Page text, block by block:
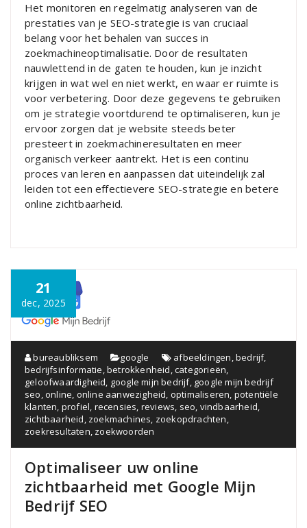
Het monitoren en regelmatig analyseren van de
prestaties van je SEO-strategie is van cruciaal
belang voor het behalen van succes in
zoekmachineoptimalisatie. Door de resultaten
nauwlettend in de gaten te houden, kun je inzicht
krijgen in wat wel en niet werkt, en waar er ruimte is
voor verbetering. Door deze gegevens te gebruiken
om je strategie voortdurend te optimaliseren, kun je
ervoor zorgen dat je website steeds beter
presteert in zoekmachineresultaten en meer
organisch verkeer aantrekt. Het is een continu
proces van leren en aanpassen dat uiteindelijk zal
leiden tot een effectievere SEO-strategie en betere
online zichtbaarheid.
21
dec, 2025
bureaubliksem google afbeeldingen,bedrijf,
bedrijfsinformatie,betrokkenheid,categorieën,
geloofwaardigheid, google mijn bedrijf, google mijn bedrijf
seo,online, online aanwezigheid, optimaliseren, potentiële
klanten, profiel, recensies, reviews, seo, vindbaarheid,
zichtbaarheid, zoekmachines, zoekopdrachten,
zoekresultaten, zoekwoorden
Optimaliseer uw online
zichtbaarheid met Google Mijn
Bedrijf SEO